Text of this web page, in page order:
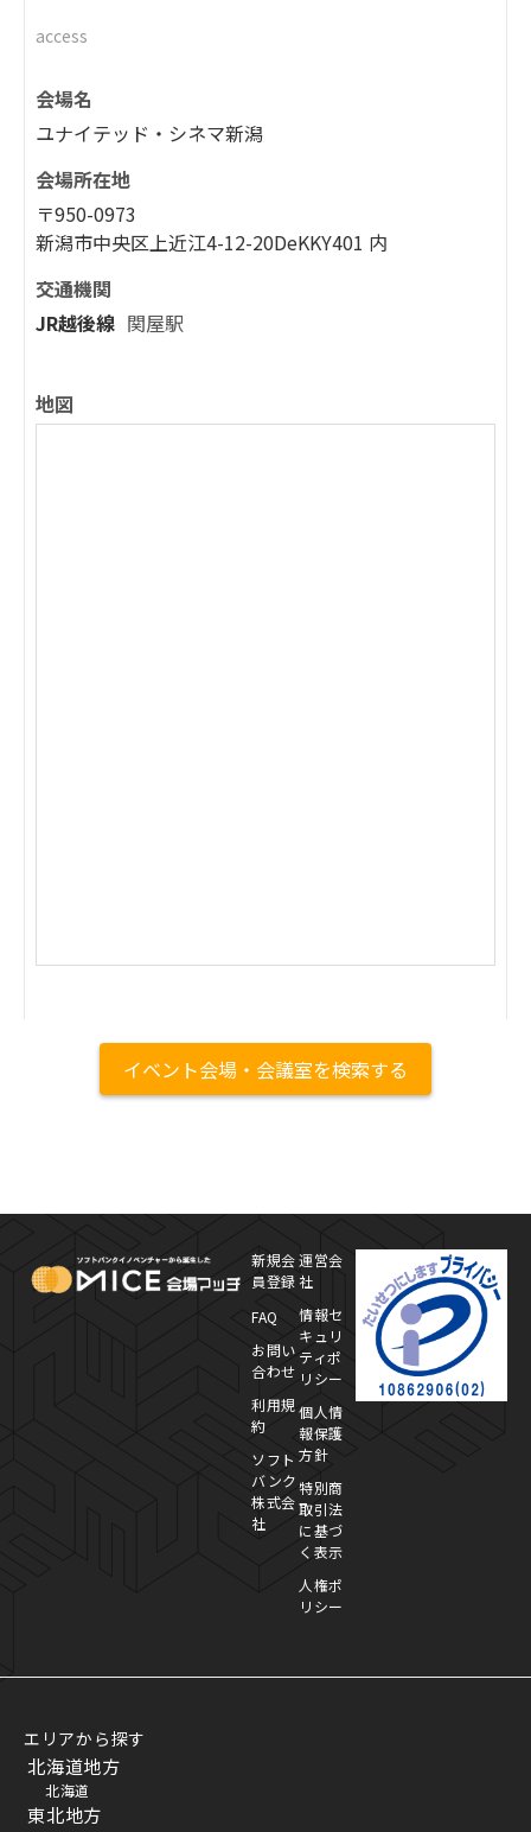
access
会場名
ユナイテッド・シネマ新潟
会場所在地
〒950-0973
新潟市中央区上近江4-12-20DeKKY401 内
交通機関
JR越後線 関屋駅
地図
イベント会場・会議室を検索する
MICE Platform
新規会
員登録
FAQ
お問い
合わせ
利用規
約
ソフト
バンク
株式会
社
運営会
社
情報セ
キュリ
ティポ
リシー
個人情
報保護
方針
特別商
取引法
に基づ
く表示
人権ポ
リシー
エリアから探す
北海道地方
北海道
東北地方